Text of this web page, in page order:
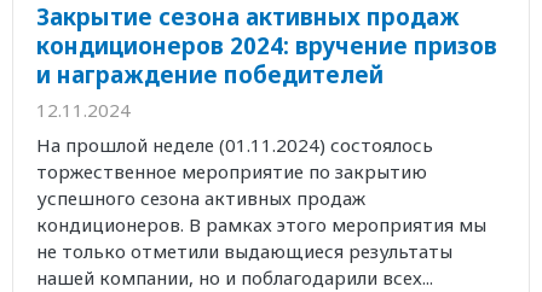
Закрытие сезона активных продаж
кондиционеров 2024: вручение призов
и награждение победителей
12.11.2024
На прошлой неделе (01.11.2024) состоялось
торжественное мероприятие по закрытию
успешного сезона активных продаж
кондиционеров. В рамках этого мероприятия мы
не только отметили выдающиеся результаты
нашей компании, но и поблагодарили всех...